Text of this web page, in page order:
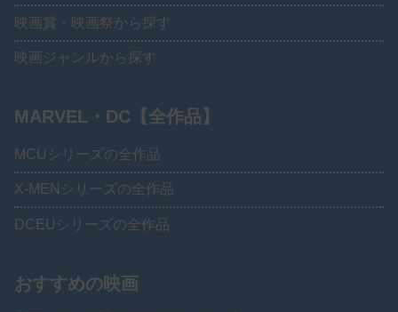
映画賞・映画祭から探す
映画ジャンルから探す
MARVEL・DC【全作品】
MCUシリーズの全作品
X-MENシリーズの全作品
DCEUシリーズの全作品
おすすめの映画